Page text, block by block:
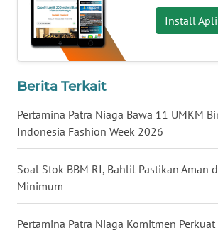
Install
Berita Terkait
Pertamina Patra Niaga Bawa 11 UMKM
Indonesia Fashion Week 2026
Soal Stok BBM RI, Bahlil Pastikan Aman
Minimum
Pertamina Patra Niaga Komitmen Perkuat
WN
MALUT
WN
WN
DANAU
TOBA
WN
NIAS